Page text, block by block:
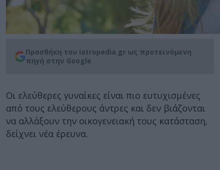
Προσθήκη του iatropedia.gr ως προτεινόμενη
πηγή στην Google
Οι ελεύθερες γυναίκες είναι πιο ευτυχισμένες
από τους ελεύθερους άντρες και δεν βιάζονται
να αλλάξουν την οικογενειακή τους κατάσταση,
δείχνει νέα έρευνα.